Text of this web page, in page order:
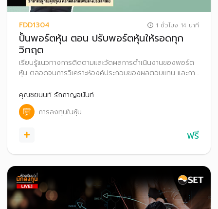
FDD1304 1 ชั่วโมง 14 นาที
ปั้นพอร์ตหุ้น ตอน ปรับพอร์ตหุ้นให้รอดทุก
วิกฤต
เรียนรู้แนวทางการติดตามและวัดผลการดำเนินงานของพอร์ต
หุ้น ตลอดจนการวิเคราะห์องค์ประกอบของผลตอบแทน และการ
คุณชยนนท์ รักกาญจนันท์
การลงทุนในหุ้น
ฟรี